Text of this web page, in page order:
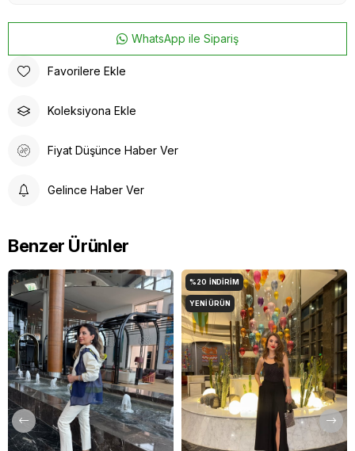
WhatsApp ile Sipariş
Favorilere Ekle
Koleksiyona Ekle
Fiyat Düşünce Haber Ver
Gelince Haber Ver
Benzer Ürünler
%20 İNDIRIM
YENI ÜRÜN